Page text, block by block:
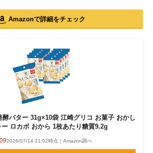
Amazonで詳細をチェック
酵バター 31g×10袋 江崎グリコ お菓子 おかし
ロカボ おから 1枚あたり糖質9.2g
2026/07/14 21:02時点｜Amazon調べ